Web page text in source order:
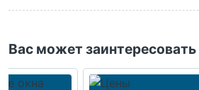
Вас может заинтересовать